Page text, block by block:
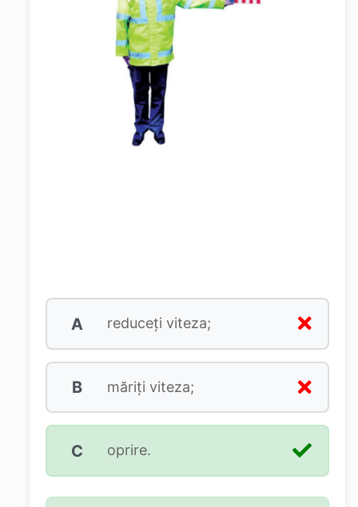
A reduceţi viteza;
B măriţi viteza;
C oprire.